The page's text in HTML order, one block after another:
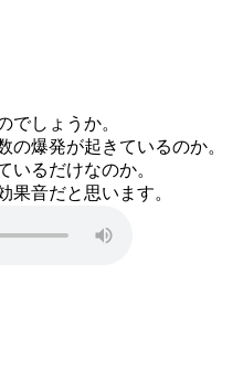
でしょうか。
の爆発が起きているのか。
いるだけなのか。
果音だと思います。